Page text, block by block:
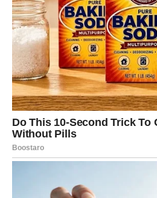
Jarac je znak koji retko veruje
ljubav u pitanju. Prošao je kroz
ćutanja i emotivnih tereta koje je
praznika, sudbina mu donosi
pogled na ljubav iz korena.
nenametljivo, ali sa snagom koja
Ovaj susret često ima karmičku
prošlosti koja se vraća zrelija i
nov ko budi osećaj sigurnosti
osetio. Nema velikih reči, ali ima
prazno, ali ima osećaja da se